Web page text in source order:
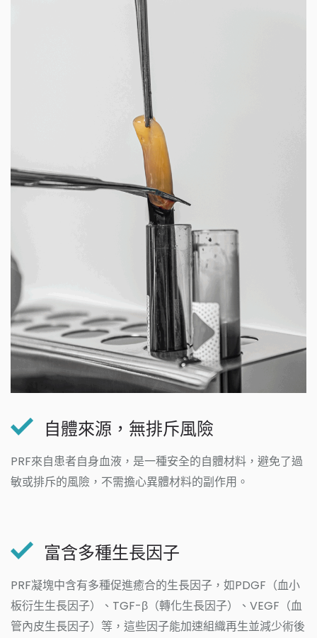
自體來源，無排斥風險
PRF來自患者自身血液，是一種安全的自體材料，避免了過
敏或排斥的風險，不需擔心異體材料的副作用。
富含多種生長因子
PRF凝塊中含有多種促進癒合的生長因子，如PDGF（血小
板衍生生長因子）、TGF-β（轉化生長因子）、VEGF（血
管內皮生長因子）等，這些因子能加速組織再生並減少術後